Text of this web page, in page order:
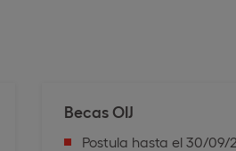
Becas OIJ
Postula hasta el 30/09/